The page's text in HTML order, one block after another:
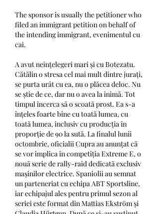
The sponsor is usually the petitioner who
filed an immigrant petition on behalf of
the intending immigrant, evenimentul cu
cai.
A avut neînțelegeri mari și cu Botezatu.
Cătălin o stresa cel mai mult dintre jurați,
se purta urât cu ea, nu o plăcea deloc. Nu
se știe de ce, dar nu o avea la inimă. Tot
timpul încerca să o scoată prost. Ea s-a
înțeles foarte bine cu toată lumea, cu
toată lumea, inclusiv cu producția în
proporție de 90 la sută. La finalul lunii
octombrie, oficialii Cupra au anunțat că
se vor implica în competiția Extreme E, o
nouă serie de rally-raid dedicată exclusiv
mașinilor electrice. Spaniolii au semnat
un parteneriat cu echipa ABT Sportsline,
iar echipajul ales pentru primul sezon al
seriei este format din Mattias Ekström și